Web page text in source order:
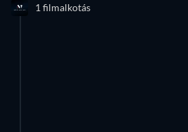
1 filmalkotás